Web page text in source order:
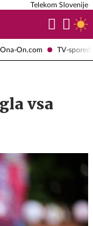
Ona-On.com TV-spored
Telekom Slovenije
vsa